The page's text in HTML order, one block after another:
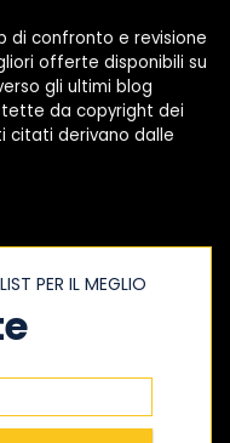
di confronto e revisione
offerte disponibili su
gli ultimi blog
da copyright dei
citati derivano dalle
PER IL MEGLIO